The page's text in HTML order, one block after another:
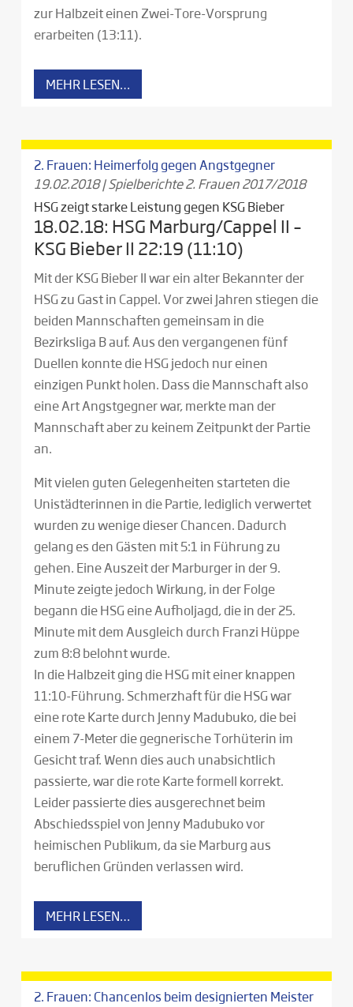
zur Halbzeit einen Zwei-Tore-Vorsprung
erarbeiten (13:11).
MEHR LESEN…
2. Frauen: Heimerfolg gegen Angstgegner
19.02.2018|Spielberichte 2. Frauen 2017/2018
HSG zeigt starke Leistung gegen KSG Bieber
18.02.18: HSG Marburg/Cappel II –
KSG Bieber II 22:19 (11:10)
Mit der KSG Bieber II war ein alter Bekannter der
HSG zu Gast in Cappel. Vor zwei Jahren stiegen die
beiden Mannschaften gemeinsam in die
Bezirksliga B auf. Aus den vergangenen fünf
Duellen konnte die HSG jedoch nur einen
einzigen Punkt holen. Dass die Mannschaft also
eine Art Angstgegner war, merkte man der
Mannschaft aber zu keinem Zeitpunkt der Partie
an.
Mit vielen guten Gelegenheiten starteten die
Unistädterinnen in die Partie, lediglich verwertet
wurden zu wenige dieser Chancen. Dadurch
gelang es den Gästen mit 5:1 in Führung zu
gehen. Eine Auszeit der Marburger in der 9.
Minute zeigte jedoch Wirkung, in der Folge
begann die HSG eine Aufholjagd, die in der 25.
Minute mit dem Ausgleich durch Franzi Hüppe
zum 8:8 belohnt wurde.
In die Halbzeit ging die HSG mit einer knappen
11:10-Führung. Schmerzhaft für die HSG war
eine rote Karte durch Jenny Madubuko, die bei
einem 7-Meter die gegnerische Torhüterin im
Gesicht traf. Wenn dies auch unabsichtlich
passierte, war die rote Karte formell korrekt.
Leider passierte dies ausgerechnet beim
Abschiedsspiel von Jenny Madubuko vor
heimischen Publikum, da sie Marburg aus
beruflichen Gründen verlassen wird.
MEHR LESEN…
2. Frauen: Chancenlos beim designierten Meister